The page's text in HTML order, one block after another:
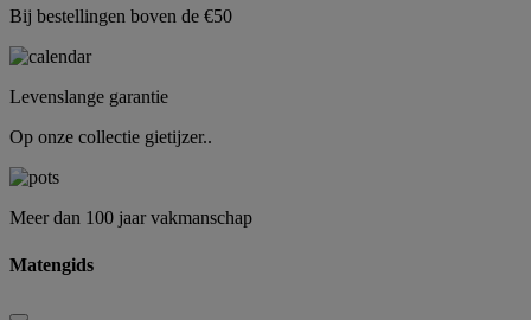
Bij bestellingen boven de €50
Levenslange garantie
Op onze collectie gietijzer..
Meer dan 100 jaar vakmanschap
Matengids